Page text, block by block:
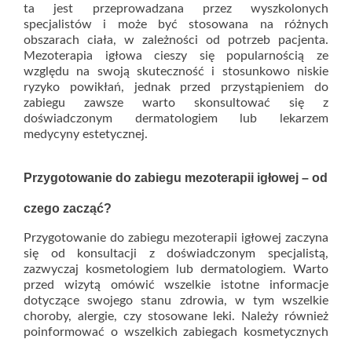
ta jest przeprowadzana przez wyszkolonych
specjalistów i może być stosowana na różnych
obszarach ciała, w zależności od potrzeb pacjenta.
Mezoterapia igłowa cieszy się popularnością ze
względu na swoją skuteczność i stosunkowo niskie
ryzyko powikłań, jednak przed przystąpieniem do
zabiegu zawsze warto skonsultować się z
doświadczonym dermatologiem lub lekarzem
medycyny estetycznej.
Przygotowanie do zabiegu mezoterapii igłowej – od
czego zacząć?
Przygotowanie do zabiegu mezoterapii igłowej zaczyna
się od konsultacji z doświadczonym specjalistą,
zazwyczaj kosmetologiem lub dermatologiem. Warto
przed wizytą omówić wszelkie istotne informacje
dotyczące swojego stanu zdrowia, w tym wszelkie
choroby, alergie, czy stosowane leki. Należy również
poinformować o wszelkich zabiegach kosmetycznych